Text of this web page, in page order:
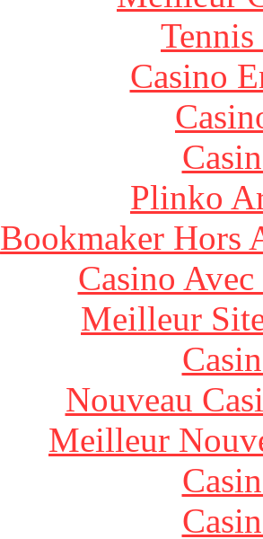
Casino
Plinko
Bookmaker Hors
Casino
Meilleur
Nouveau
Meilleur